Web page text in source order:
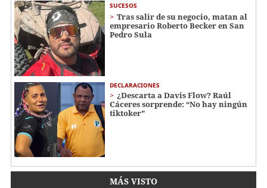
SUCESOS
Tras salir de su negocio, matan al
empresario Roberto Becker en San
Pedro Sula
DECLARACIONES
¿Descarta a Davis Flow? Raúl
Cáceres sorprende: “No hay ningún
tiktoker”
MÁS VISTO